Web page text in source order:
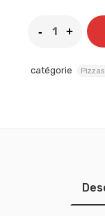
catégorie